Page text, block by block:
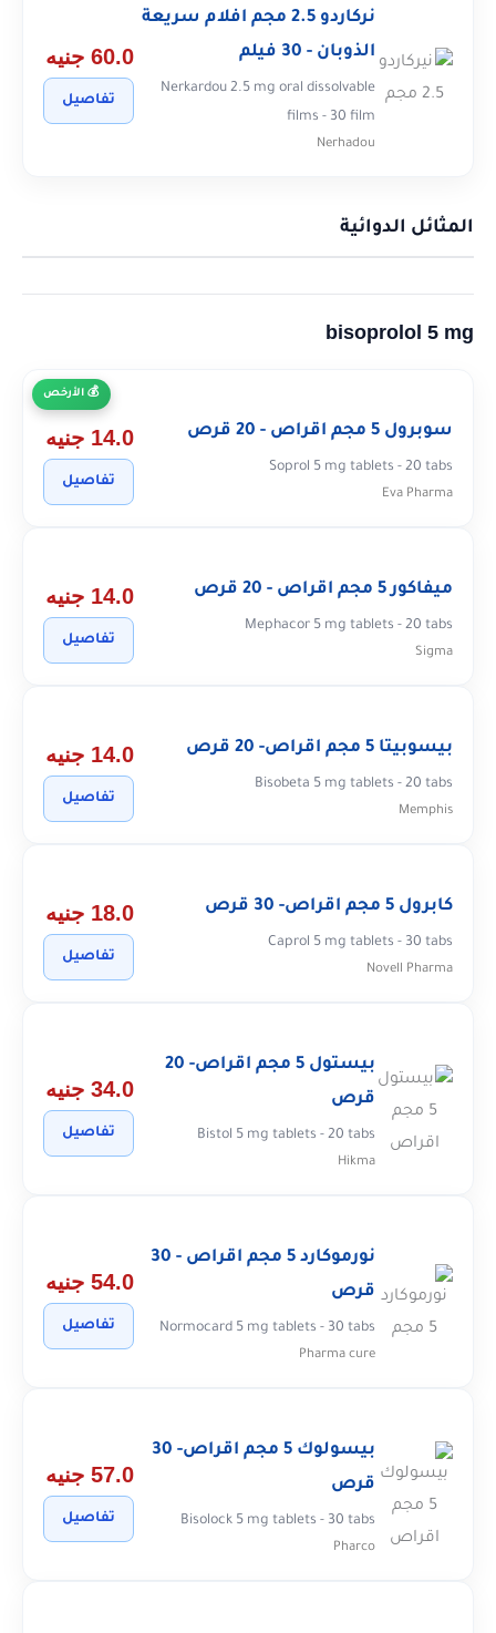
نركاردو 2.5 مجم افلام سريعة
الذوبان - 30 فيلم
Nerkardou 2.5 mg oral dissolvable
films - 30 film
Nerhadou
60.0 جنيه
تفاصيل
المثائل الدوائية
bisoprolol 5 mg
الأرخص
سوبرول 5 مجم اقراص - 20 قرص
Soprol 5 mg tablets - 20 tabs
Eva Pharma
14.0 جنيه
تفاصيل
ميفاكور 5 مجم اقراص - 20 قرص
Mephacor 5 mg tablets - 20 tabs
Sigma
14.0 جنيه
تفاصيل
بيسوبيتا 5 مجم اقراص- 20 قرص
Bisobeta 5 mg tablets - 20 tabs
Memphis
14.0 جنيه
تفاصيل
كابرول 5 مجم اقراص- 30 قرص
Caprol 5 mg tablets - 30 tabs
Novell Pharma
18.0 جنيه
تفاصيل
بيستول 5 مجم اقراص- 20
قرص
Bistol 5 mg tablets - 20 tabs
Hikma
34.0 جنيه
تفاصيل
نورموكارد 5 مجم اقراص - 30
قرص
Normocard 5 mg tablets - 30 tabs
Pharma cure
54.0 جنيه
تفاصيل
بيسولوك 5 مجم اقراص- 30
قرص
Bisolock 5 mg tablets - 30 tabs
Pharco
57.0 جنيه
تفاصيل